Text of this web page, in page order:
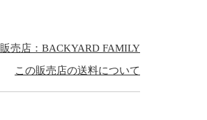
販売店：BACKYARD FAMILY
この販売店の送料について